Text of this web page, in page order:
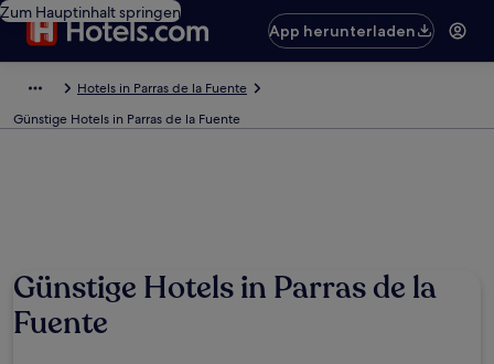
Zum Hauptinhalt springen
App herunterladen
Hotels in Parras de la Fuente
Günstige Hotels in Parras de la Fuente
Günstige Hotels in Parras de la
Fuente